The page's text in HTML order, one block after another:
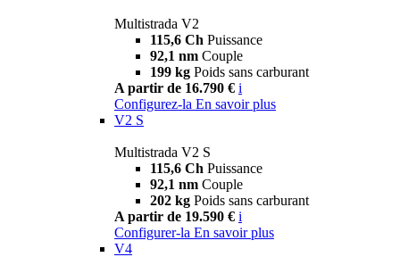
Multistrada V2
115,6 Ch Puissance
92,1 nm Couple
199 kg Poids sans carburant
A partir de 16.790 € i
Configurez-la En savoir plus
V2 S
Multistrada V2 S
115,6 Ch Puissance
92,1 nm Couple
202 kg Poids sans carburant
A partir de 19.590 € i
Configurer-la En savoir plus
V4